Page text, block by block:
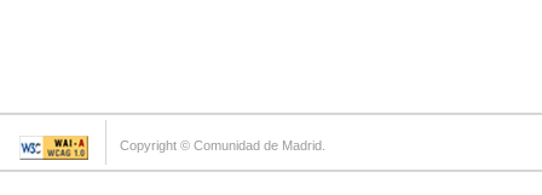
Copyright © Comunidad de Madrid.